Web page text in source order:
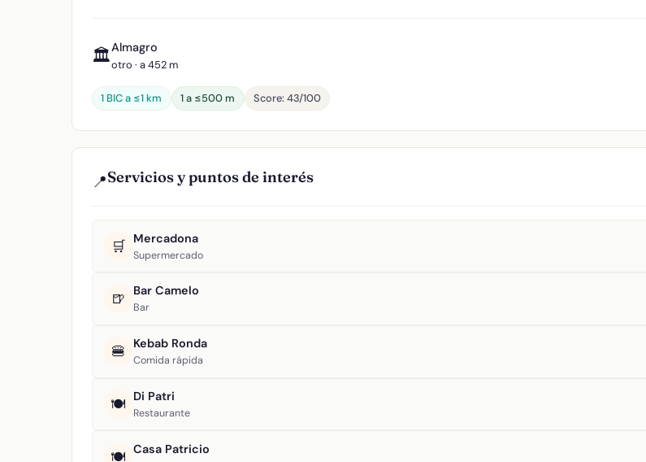
🏛️Almagro
otro · a 452 m
1 BIC a ≤1 km 1 a ≤500 m Score: 43/100
📍Servicios y puntos de interés
🛒 Mercadona
Supermercado
🍺 Bar Camelo
Bar
🍔 Kebab Ronda
Comida rápida
🍽️ Di Patri
Restaurante
🍽️ Casa Patricio